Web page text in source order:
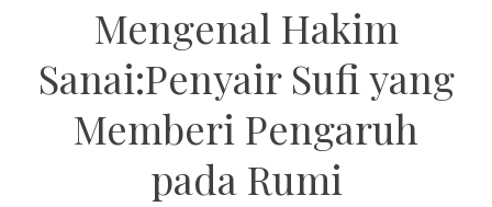
Mengenal Hakim
Sanai:Penyair Sufi yang
Memberi Pengaruh
pada Rumi